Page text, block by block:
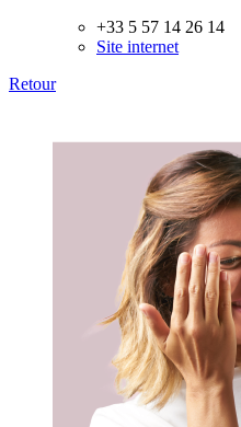
+33 5 57 14 26 14
Site internet
Retour